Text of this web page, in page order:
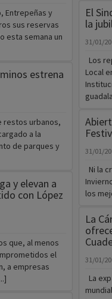
Entrepeñas y
sus reservas
esta semana un
estrena
restos urbanos,
a la
de parques y
y elevan a
con López
que, al menos
el
a empresas
El
la
31/01/
Los
Local
31/01/
Ni la
los
La
31/01/
La